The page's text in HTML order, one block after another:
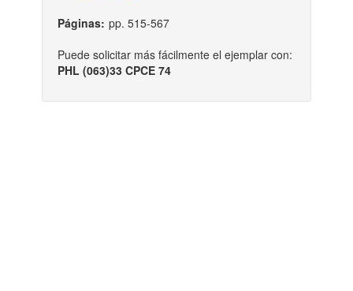
Páginas: pp. 515-567
Puede solicitar más fácilmente el ejemplar con:
PHL (063)33 CPCE 74